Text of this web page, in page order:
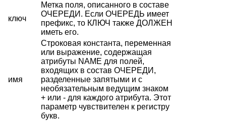
ключ
Метка поля, описанного в составе
ОЧЕРЕДИ. Если ОЧЕРЕДЬ имеет
префикс, то КЛЮЧ также ДОЛЖЕН
иметь его.
имя
Строковая константа, переменная
или выражение, содержащая
атрибуты NAME для полей,
входящих в состав ОЧЕРЕДИ,
разделенные запятыми и с
необязательным ведущим знаком
+ или - для каждого атрибута. Этот
параметр чувствителен к регистру
букв.